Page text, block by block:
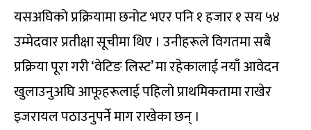
यसअघिको प्रक्रियामा छनोट भएर पनि १ हजार १ सय ५४
उम्मेदवार प्रतीक्षा सूचीमा थिए । उनीहरूले विगतमा सबै
प्रक्रिया पूरा गरी ‘वेटिङ लिस्ट’ मा रहेकालाई नयाँ आवेदन
खुलाउनुअघि आफूहरूलाई पहिलो प्राथमिकतामा राखेर
इजरायल पठाउनुपर्ने माग राखेका छन् ।